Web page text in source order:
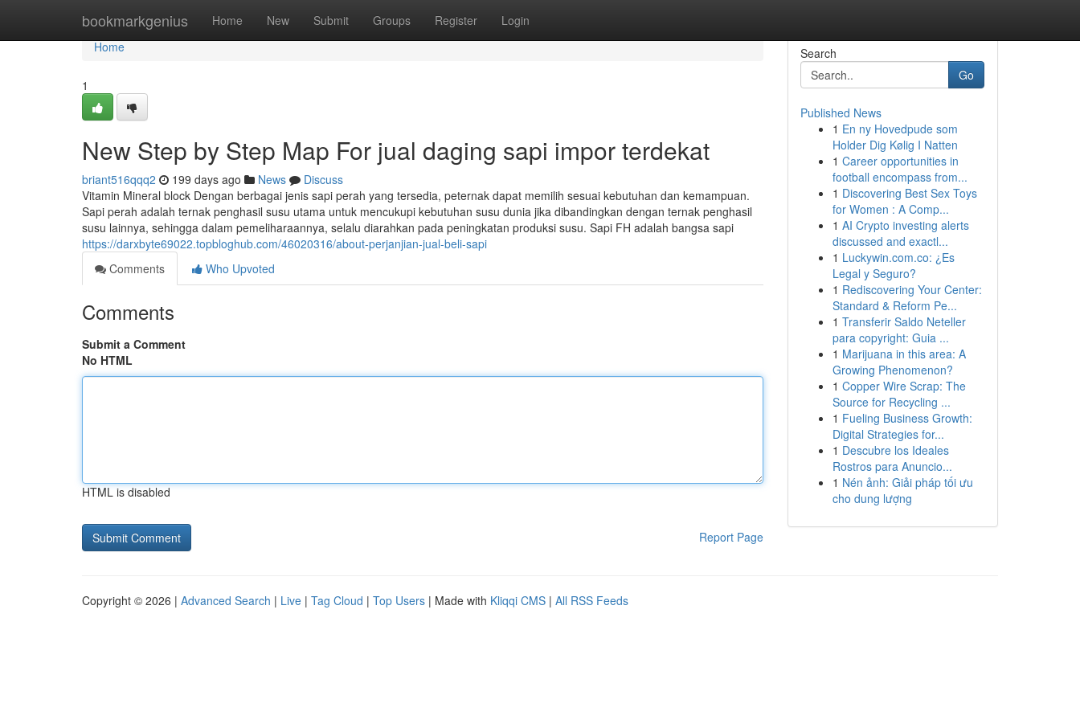
bookmarkgenius Home New Submit Groups Register Login
Home
Home
1
New Step by Step Map For jual daging sapi impor terdekat
briant516qqq2 199 days ago News
Discuss
Vitamin Mineral block Dengan berbagai jenis sapi perah yang tersedia, peternak dapat memilih sesuai kebutuhan dan kemampuan.
Sapi perah adalah ternak penghasil susu utama untuk mencukupi kebutuhan susu dunia jika dibandingkan dengan ternak penghasil
susu lainnya, sehingga dalam pemeliharaannya, selalu diarahkan pada peningkatan produksi susu. Sapi FH adalah bangsa sapi
https://darxbyte69022.topbloghub.com/46020316/about-perjanjian-jual-beli-sapi
Comments
Who Upvoted
Comments
Submit a Comment
No HTML
HTML is disabled
Report Page
Search
Go
Published News
1 En ny Hovedpude som
Holder Dig Kølig I Natten
1 Career opportunities in
football encompass from...
1 Discovering Best Sex Toys
for Women : A Comp...
1 AI Crypto investing alerts
discussed and exactl...
1 Luckywin.com.co: ¿Es
Legal y Seguro?
1 Rediscovering Your Center:
Standard & Reform Pe...
1 Transferir Saldo Neteller
para copyright: Guia ...
1 Marijuana in this area: A
Growing Phenomenon?
1 Copper Wire Scrap: The
Source for Recycling ...
1 Fueling Business Growth:
Digital Strategies for...
1 Descubre los Ideales
Rostros para Anuncio...
1 Nén ảnh: Giải pháp tối ưu
cho dung lượng
Copyright © 2026 | Advanced Search | Live | Tag Cloud | Top Users | Made with Kliqqi CMS | All RSS Feeds